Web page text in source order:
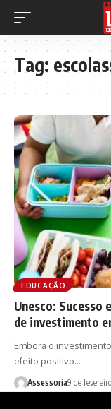
Tag:
EDUCAÇÃO
Unesco: Sucesso
de investimento
Embora o
efeito positivo…
Assessoria9 de